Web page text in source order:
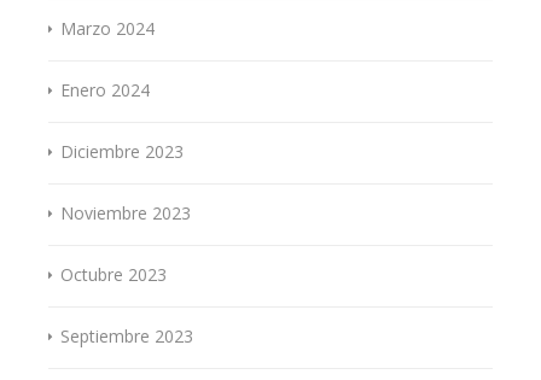
Marzo 2024
Enero 2024
Diciembre 2023
Noviembre 2023
Octubre 2023
Septiembre 2023